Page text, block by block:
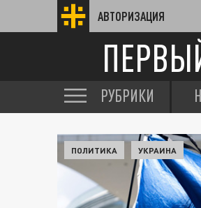
АВТОРИЗАЦИЯ
РУБРИКИ
ПОЛИТИКА УКРАИНА